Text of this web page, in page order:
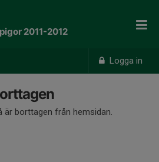
Logga in
2011-2012
borttagen från hemsidan.